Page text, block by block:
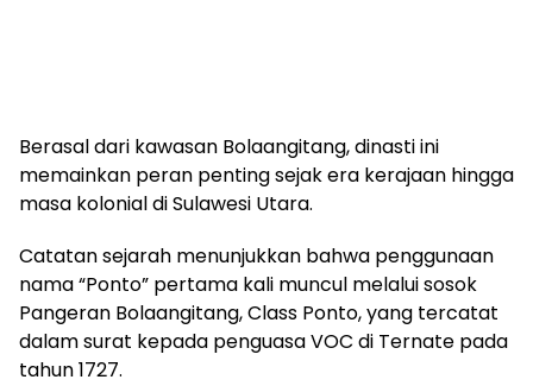
Berasal dari kawasan Bolaangitang, dinasti ini
memainkan peran penting sejak era kerajaan hingga
masa kolonial di Sulawesi Utara.
Catatan sejarah menunjukkan bahwa penggunaan
nama “Ponto” pertama kali muncul melalui sosok
Pangeran Bolaangitang, Class Ponto, yang tercatat
dalam surat kepada penguasa VOC di Ternate pada
tahun 1727.